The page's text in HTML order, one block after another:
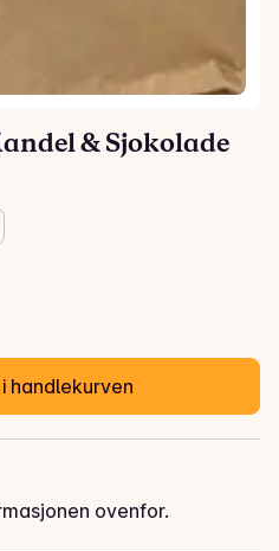
& Sjokolade
handlekurven
ovenfor.